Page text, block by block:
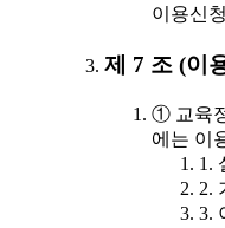
이용신
제 7 조 (이
① 교육
에는 이
1.
2.
3.